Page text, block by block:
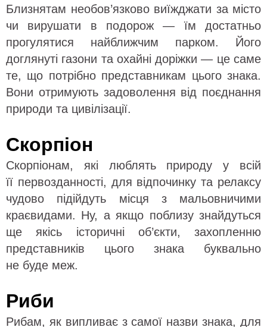
Близнятам необов’язково виїжджати за місто
чи вирушати в подорож — їм достатньо
прогулятися найближчим парком. Його
доглянуті газони та охайні доріжки — це саме
те, що потрібно представникам цього знака.
Вони отримують задоволення від поєднання
природи та цивілізації.
Скорпіон
Скорпіонам, які люблять природу у всій
її первозданності, для відпочинку та релаксу
чудово підійдуть місця з мальовничими
краєвидами. Ну, а якщо поблизу знайдуться
ще якісь історичні об’єкти, захопленню
представників цього знака буквально
не буде меж.
Риби
Рибам, як випливає з самої назви знака, для